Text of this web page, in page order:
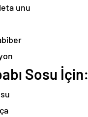
unu
Sosu İçin: